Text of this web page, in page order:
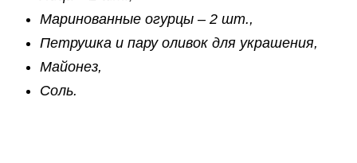
Маринованные огурцы – 2 шт.,
Петрушка и пару оливок для украшения,
Майонез,
Соль.